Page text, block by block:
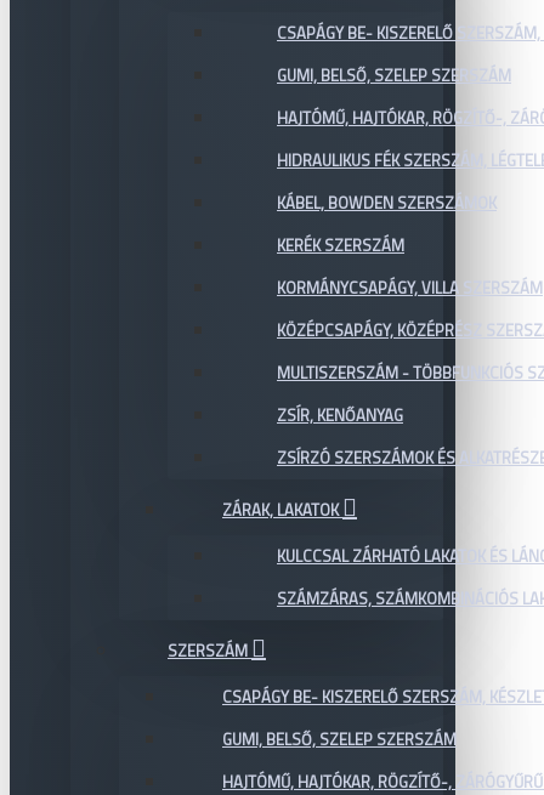
CSAPÁGY BE- KISZERELŐ
GUMI, BELSŐ, SZELEP SZERSZÁM
HAJTÓMŰ, HAJTÓKAR, RÖGZÍTŐ-,
HIDRAULIKUS FÉK SZERSZÁM,
KÁBEL, BOWDEN SZERSZÁMOK
KERÉK SZERSZÁM
KORMÁNYCSAPÁGY, VILLA SZERSZÁM
KÖZÉPCSAPÁGY, KÖZÉPRÉSZ
MULTISZERSZÁM - TÖBBFUNKCIÓS
ZSÍR, KENŐANYAG
ZSÍRZÓ SZERSZÁMOK ÉS
ZÁRAK, LAKATOK
KULCCSAL ZÁRHATÓ LAKATOK ÉS
SZÁMZÁRAS, SZÁMKOMBINÁCIÓS
SZERSZÁM
CSAPÁGY BE- KISZERELŐ SZERSZÁM,
GUMI, BELSŐ, SZELEP SZERSZÁM
HAJTÓMŰ, HAJTÓKAR, RÖGZÍTŐ-,